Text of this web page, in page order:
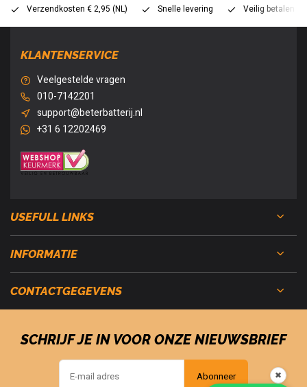
Verzendkosten € 2,95 (NL) Snelle levering Veilig betalen
KLANTENSERVICE
Veelgestelde vragen
010-7142201
support@beterbatterij.nl
+31 6 12202469
USEFULL LINKS
INFORMATIE
CONTACTGEGEVENS
SCHRIJF JE IN VOOR ONZE NIEUWSBRIEF
Abonneer ✖